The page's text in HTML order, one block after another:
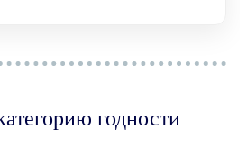
годности